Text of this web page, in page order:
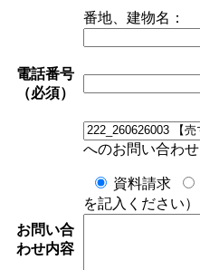
番地、建物名：
電話番号
（必須）
お問い合
わせ内容
へのお問い合わせ
資料請求
を記入ください）